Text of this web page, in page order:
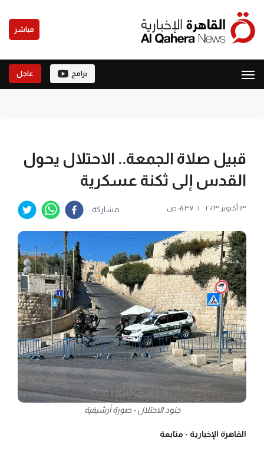
مباشر
برامج عاجل
قبيل صلاة الجمعة.. الاحتلال يحول
القدس إلى ثكنة عسكرية
١٣ أكتوبر ٢٠٢٣ | ٠٨:٣٧ ص مشاركة :
جنود الاحتلال - صورة أرشيفية
القاهرة الإخبارية - متابعة